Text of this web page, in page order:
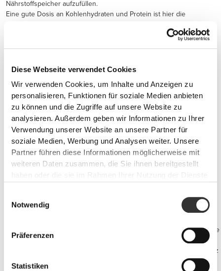
Diese Webseite verwendet Cookies
Wir verwenden Cookies, um Inhalte und Anzeigen zu
personalisieren, Funktionen für soziale Medien anbieten
zu können und die Zugriffe auf unsere Website zu
analysieren. Außerdem geben wir Informationen zu Ihrer
Verwendung unserer Website an unsere Partner für
soziale Medien, Werbung und Analysen weiter. Unsere
Partner führen diese Informationen möglicherweise mit
weiteren Daten zusammen, die Sie ihnen bereitgestellt
haben oder die sie im Rahmen Ihrer Nutzung der Dienste
Notwendig
Präferenzen
Statistiken
Nährstoffspeicher aufzufüllen.
Eine gute Dosis an Kohlenhydraten und Protein ist hier die
Langandauernde Anstrengungen stellen eine große Belastung für die
Gelenke dar.
Verwende spezifische Ergänzungsmittel und Inhaltsstoffe zum Schutz